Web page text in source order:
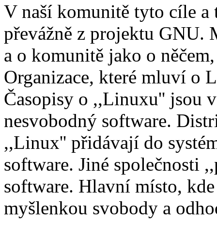
V naší komunitě tyto cíle
převážně z projektu GNU.
a o komunitě jako o
Organizace, které mluví o
Časopisy o ,,Linuxu'' jsou
nesvobodný software.
,,Linux'' přidávají do
software. Jiné společnosti
software. Hlavní místo,
myšlenkou svobody a